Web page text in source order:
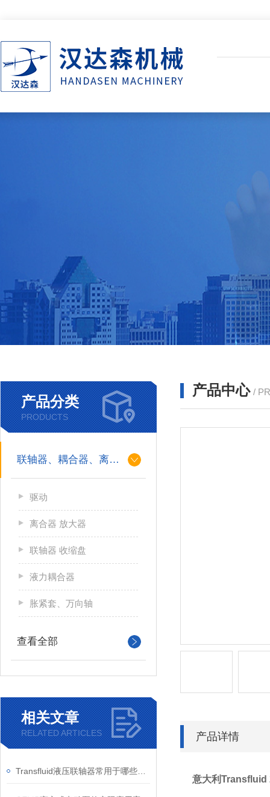
产品分类
PRODUCTS
联轴器、耦合器、离合器
驱动
离合器 放大器
联轴器 收缩盘
液力耦合器
胀紧套、万向轴
查看全部
相关文章
RELATED ARTICLES
产品中心 /
产品详情
意大利Transfluid